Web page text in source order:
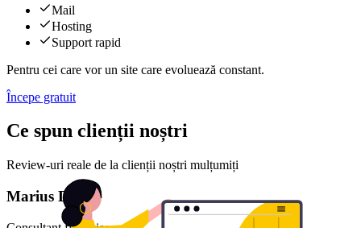
Mail
Hosting
Support rapid
Pentru cei care vor un site care evoluează constant.
Începe gratuit
Ce spun clienții noștri
Review-uri reale de la clienții noștri mulțumiți
Marius D.